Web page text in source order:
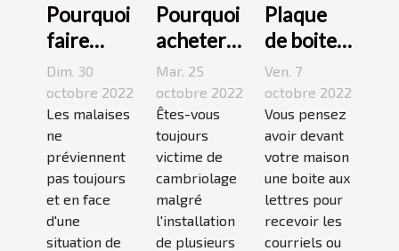
Pourquoi
faire
appel à
une
maison
médicale
de garde
?
Dim. 30
octobre 2022
Les malaises
ne
préviennent
pas toujours
et en face
d'une
situation de
Pourquoi
acheter
une
caméra
espion ?
Mar. 25
octobre 2022
Êtes-vous
toujours
victime de
cambriolage
malgré
l'installation
de plusieurs
Plaque
de boite
aux
lettres :3
conseils
pour bien
choisir un
bon
modèle
Ven. 7
octobre 2022
Vous pensez
avoir devant
votre maison
une boite aux
lettres pour
recevoir les
courriels ou